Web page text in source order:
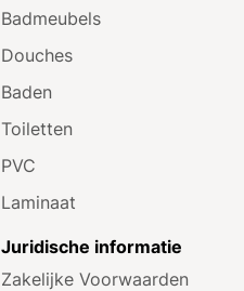
Badmeubels
Douches
Baden
Toiletten
PVC
Laminaat
Juridische informatie
Zakelijke Voorwaarden